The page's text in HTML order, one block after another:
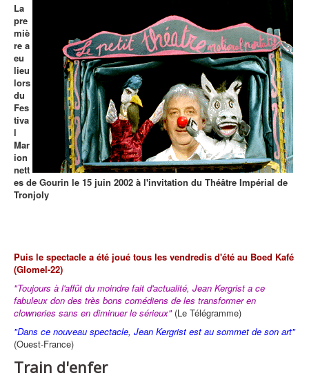
La
pre
miè
re a
eu
lieu
lors
du
Fes
tiva
l
Mar
ion
nett
es de Gourin le 15 juin 2002 à l'invitation du Théâtre Impérial de
Tronjoly
Puis le spectacle a été joué tous les vendredis d'été au Boed Kafé
(Glomel-22)
"Toujours à l'affût du moindre fait d'actualité, Jean Kergrist a ce
fabuleux don des très bons comédiens de les transformer en
clowneries sans en diminuer le sérieux" (Le Télégramme)
"Dans ce nouveau spectacle, Jean Kergrist est au sommet de son art"
(Ouest-France)
Train d'enfer